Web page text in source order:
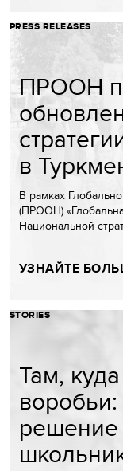
PRESS RELEASES
ПРООН
в
В рамках
(ПРООН)
Национальной
УЗНАЙТЕ
STORIES
Там,